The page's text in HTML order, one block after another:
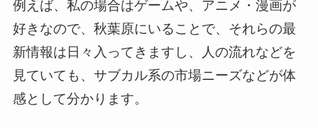
例えば、私の場合はゲームや、アニメ・漫画が
好きなので、秋葉原にいることで、それらの最
新情報は日々入ってきますし、人の流れなどを
見ていても、サブカル系の市場ニーズなどが体
感として分かります。